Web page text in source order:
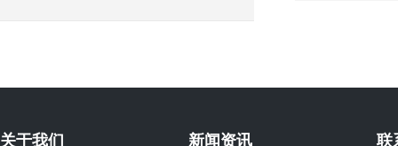
关于我们 新闻资讯 联